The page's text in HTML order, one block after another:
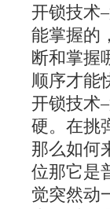
开锁技术
能掌握的
断和掌握
顺序才能
开锁技术
硬。在挑
那么如何
位那它是
觉突然动